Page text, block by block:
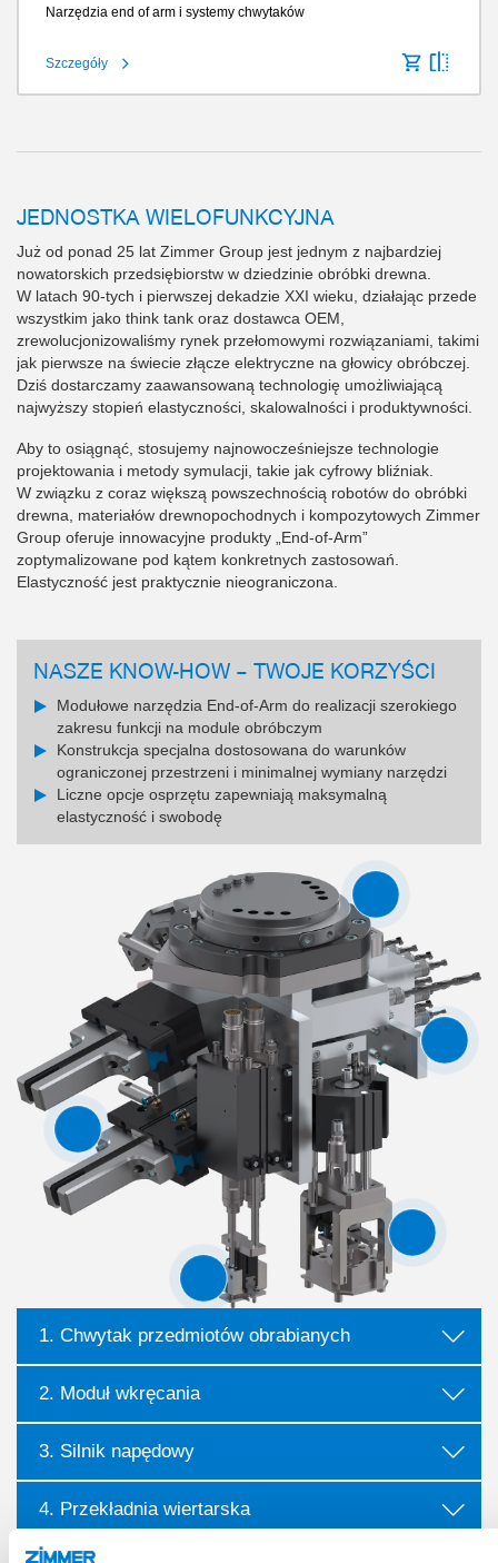
Narzędzia end of arm i systemy chwytaków
Szczegóły
JEDNOSTKA WIELOFUNKCYJNA
Już od ponad 25 lat Zimmer Group jest jednym z najbardziej
nowatorskich przedsiębiorstw w dziedzinie obróbki drewna.
W latach 90-tych i pierwszej dekadzie XXI wieku, działając przede
wszystkim jako think tank oraz dostawca OEM,
zrewolucjonizowaliśmy rynek przełomowymi rozwiązaniami, takimi
jak pierwsze na świecie złącze elektryczne na głowicy obróbczej.
Dziś dostarczamy zaawansowaną technologię umożliwiającą
najwyższy stopień elastyczności, skalowalności i produktywności.
Aby to osiągnąć, stosujemy najnowocześniejsze technologie
projektowania i metody symulacji, takie jak cyfrowy bliźniak.
W związku z coraz większą powszechnością robotów do obróbki
drewna, materiałów drewnopochodnych i kompozytowych Zimmer
Group oferuje innowacyjne produkty „End-of-Arm”
zoptymalizowane pod kątem konkretnych zastosowań.
Elastyczność jest praktycznie nieograniczona.
NASZE KNOW-HOW – TWOJE KORZYŚCI
Modułowe narzędzia End-of-Arm do realizacji szerokiego
zakresu funkcji na module obróbczym
Konstrukcja specjalna dostosowana do warunków
ograniczonej przestrzeni i minimalnej wymiany narzędzi
Liczne opcje osprzętu zapewniają maksymalną
elastyczność i swobodę
1. Chwytak przedmiotów obrabianych
2. Moduł wkręcania
3. Silnik napędowy
4. Przekładnia wiertarska